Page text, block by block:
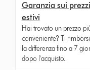
Garanzia sui prezzi
estivi
Hai trovato un prezzo
conveniente? Ti
la differenza fino a 7
dopo l'acquisto.